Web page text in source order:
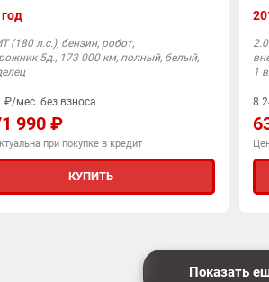
(180 л.с.), бензин, робот,
5д., 173 000 км, полный, белый,
₽/мес. без взноса
990 ₽
при покупке в кредит
КУПИТЬ
1
8
Показать